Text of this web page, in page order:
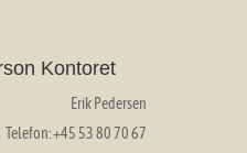
Kontoret
Erik Pedersen
Telefon: +45 53 80 70 67